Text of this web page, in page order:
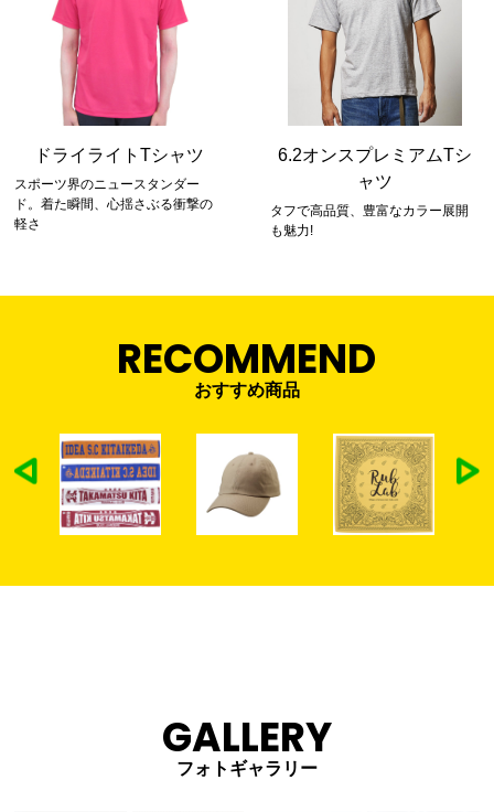
ドライライトTシャツ
スポーツ界のニュースタンダー
ド。着た瞬間、心揺さぶる衝撃の
軽さ
6.2オンスプレミアムTシ
ャツ
タフで高品質、豊富なカラー展開
も魅力!
RECOMMEND
おすすめ商品
GALLERY
フォトギャラリー